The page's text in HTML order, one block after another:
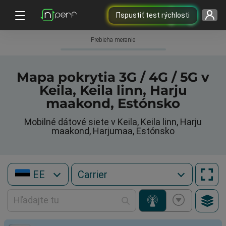
Пspustiť test rýchlosti
Prebieha meranie
Mapa pokrytia 3G / 4G / 5G v
Keila, Keila linn, Harju
maakond, Estónsko
Mobilné dátové siete v Keila, Keila linn, Harju
maakond, Harjumaa, Estónsko
EE